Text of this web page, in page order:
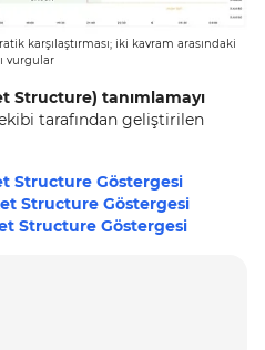
karşılaştırması; iki kavram arasındaki
vurgular
Structure) tanımlamayı
tarafından geliştirilen
Structure Göstergesi
Structure Göstergesi
Structure Göstergesi